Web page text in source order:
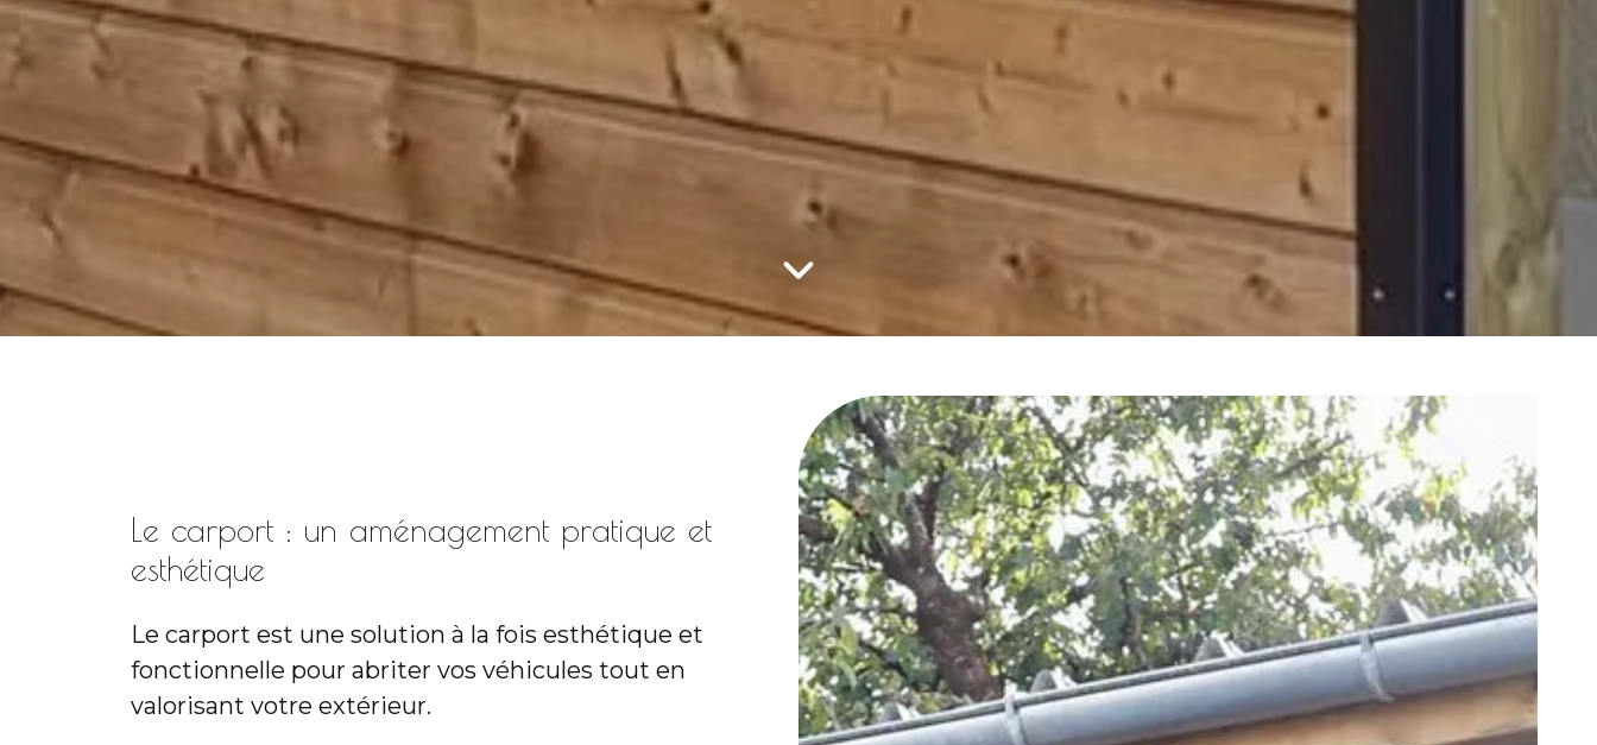
Le carport : un aménagement pratique et
esthétique
Le carport est une solution à la fois esthétique et
fonctionnelle pour abriter vos véhicules tout en
valorisant votre extérieur.